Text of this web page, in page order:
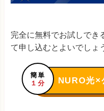
完全に無料でお試しでき
て申し込むとよいでしょ
簡単
１分
NURO光×